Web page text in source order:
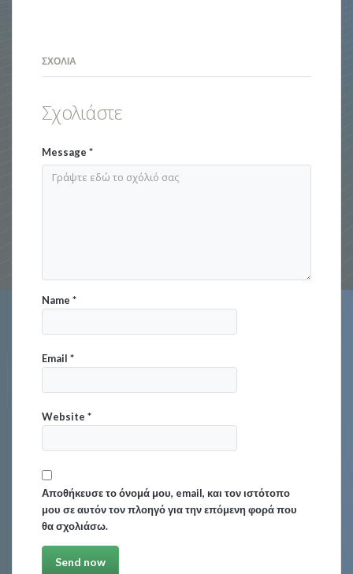
ΣΧΌΛΙΑ
Σχολιάστε
Message*
Name*
Email*
Website*
Αποθήκευσε το όνομά μου, email, και τον ιστότοπο
μου σε αυτόν τον πλοηγό για την επόμενη φορά που
θα σχολιάσω.